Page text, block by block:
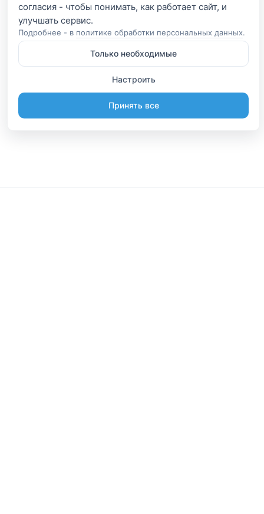
согласия - чтобы понимать, как работает сайт, и
Подробнее - в политике обработки персональных данных.
Только необходимые
Настроить
Принять все